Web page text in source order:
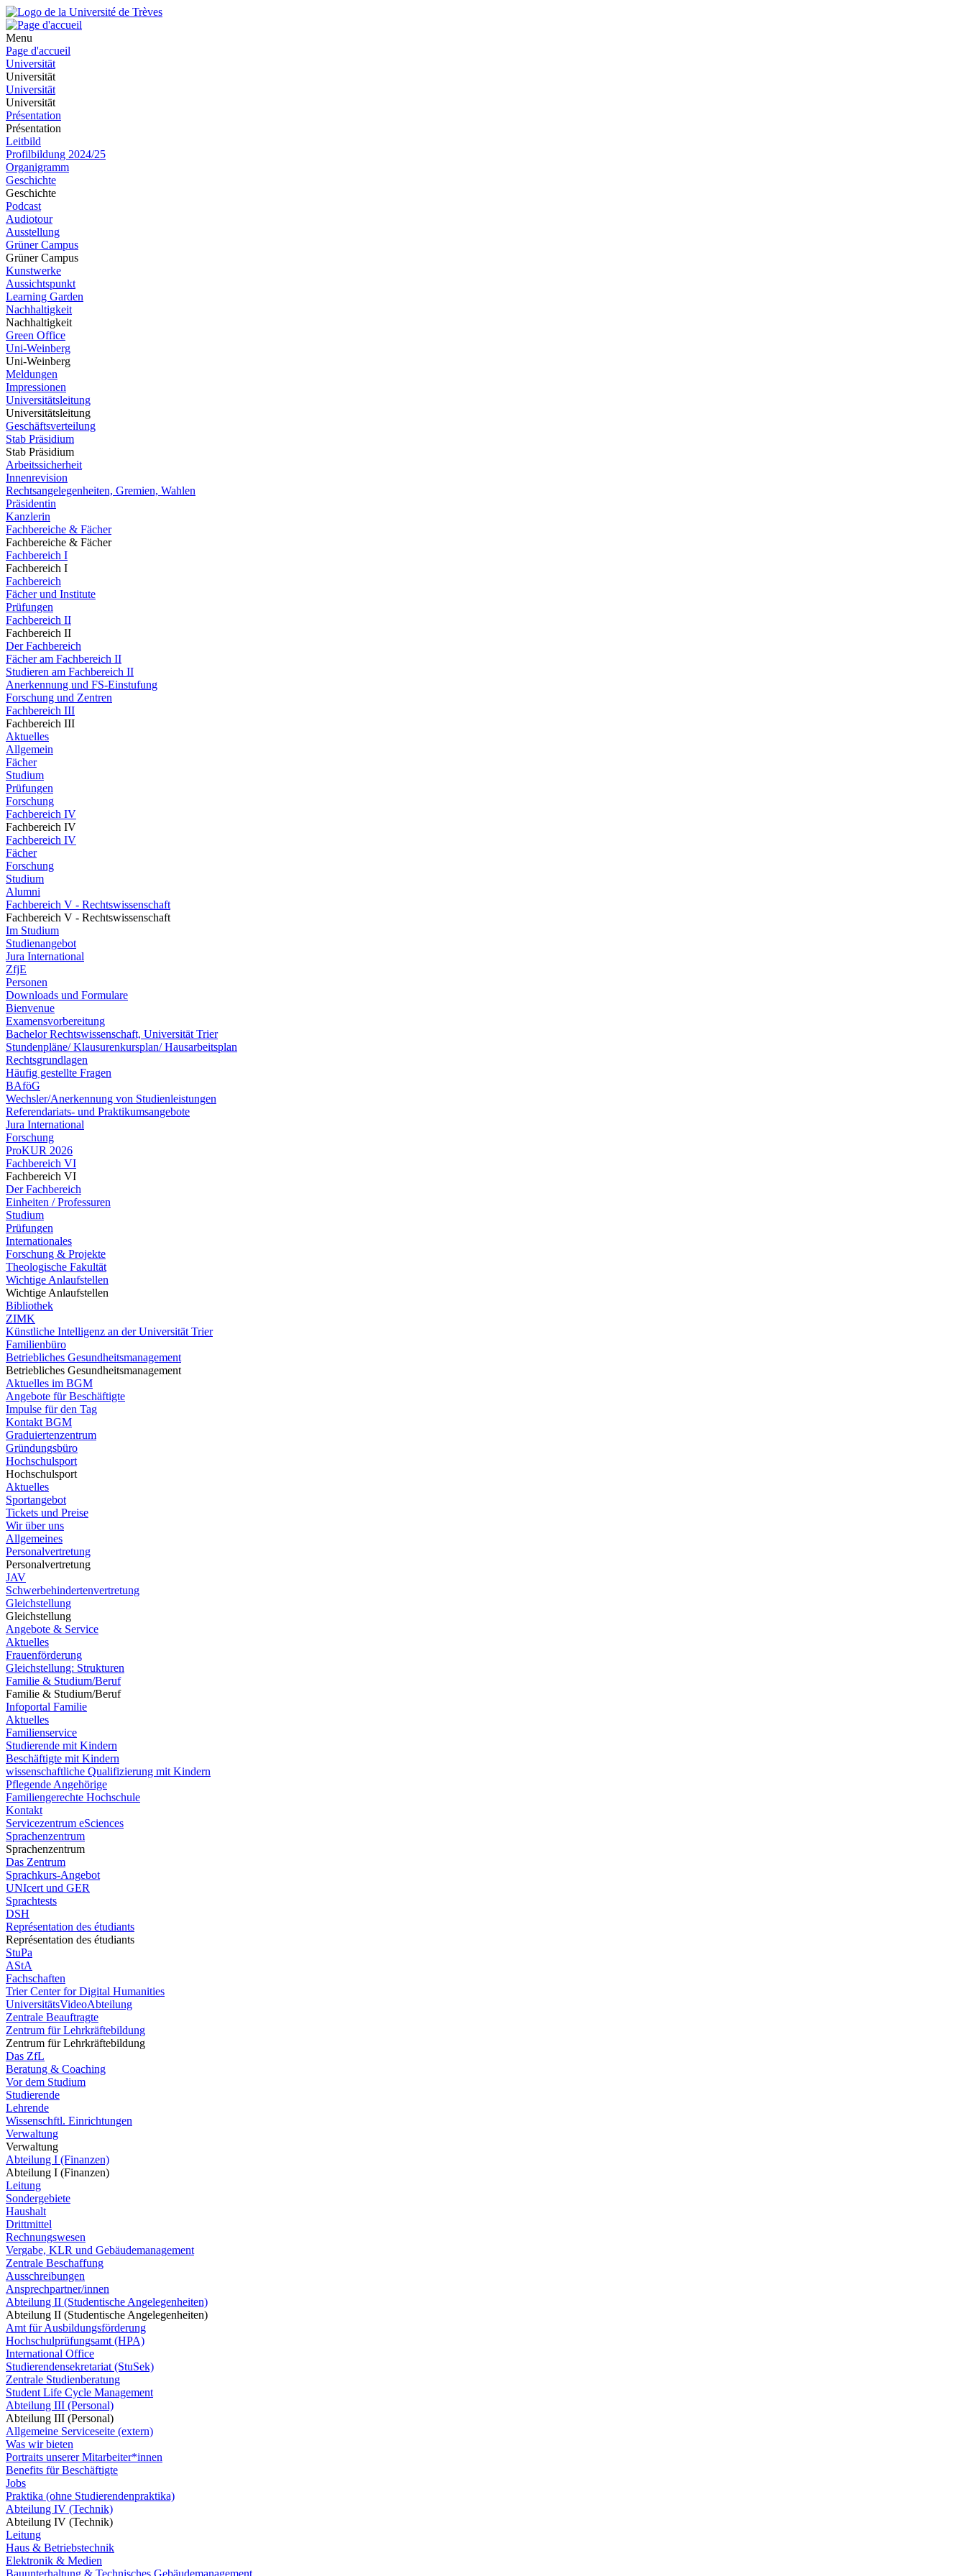
Menu
Page d'accueil
Universität
Universität
Universität
Universität
Présentation
Présentation
Leitbild
Profilbildung 2024/25
Organigramm
Geschichte
Geschichte
Podcast
Audiotour
Ausstellung
Grüner Campus
Grüner Campus
Kunstwerke
Aussichtspunkt
Learning Garden
Nachhaltigkeit
Nachhaltigkeit
Green Office
Uni-Weinberg
Uni-Weinberg
Meldungen
Impressionen
Universitätsleitung
Universitätsleitung
Geschäftsverteilung
Stab Präsidium
Stab Präsidium
Arbeitssicherheit
Innenrevision
Rechtsangelegenheiten, Gremien, Wahlen
Präsidentin
Kanzlerin
Fachbereiche & Fächer
Fachbereiche & Fächer
Fachbereich I
Fachbereich I
Fachbereich
Fächer und Institute
Prüfungen
Fachbereich II
Fachbereich II
Der Fachbereich
Fächer am Fachbereich II
Studieren am Fachbereich II
Anerkennung und FS-Einstufung
Forschung und Zentren
Fachbereich III
Fachbereich III
Aktuelles
Allgemein
Fächer
Studium
Prüfungen
Forschung
Fachbereich IV
Fachbereich IV
Fachbereich IV
Fächer
Forschung
Studium
Alumni
Fachbereich V - Rechtswissenschaft
Fachbereich V - Rechtswissenschaft
Im Studium
Studienangebot
Jura International
ZfjE
Personen
Downloads und Formulare
Bienvenue
Examensvorbereitung
Bachelor Rechtswissenschaft, Universität Trier
Stundenpläne/ Klausurenkursplan/ Hausarbeitsplan
Rechtsgrundlagen
Häufig gestellte Fragen
BAföG
Wechsler/Anerkennung von Studienleistungen
Referendariats- und Praktikumsangebote
Jura International
Forschung
ProKUR 2026
Fachbereich VI
Fachbereich VI
Der Fachbereich
Einheiten / Professuren
Studium
Prüfungen
Internationales
Forschung & Projekte
Theologische Fakultät
Wichtige Anlaufstellen
Wichtige Anlaufstellen
Bibliothek
ZIMK
Künstliche Intelligenz an der Universität Trier
Familienbüro
Betriebliches Gesundheitsmanagement
Betriebliches Gesundheitsmanagement
Aktuelles im BGM
Angebote für Beschäftigte
Impulse für den Tag
Kontakt BGM
Graduiertenzentrum
Gründungsbüro
Hochschulsport
Hochschulsport
Aktuelles
Sportangebot
Tickets und Preise
Wir über uns
Allgemeines
Personalvertretung
Personalvertretung
JAV
Schwerbehindertenvertretung
Gleichstellung
Gleichstellung
Angebote & Service
Aktuelles
Frauenförderung
Gleichstellung: Strukturen
Familie & Studium/Beruf
Familie & Studium/Beruf
Infoportal Familie
Aktuelles
Familienservice
Studierende mit Kindern
Beschäftigte mit Kindern
wissenschaftliche Qualifizierung mit Kindern
Pflegende Angehörige
Familiengerechte Hochschule
Kontakt
Servicezentrum eSciences
Sprachenzentrum
Sprachenzentrum
Das Zentrum
Sprachkurs-Angebot
UNIcert und GER
Sprachtests
DSH
Représentation des étudiants
Représentation des étudiants
StuPa
AStA
Fachschaften
Trier Center for Digital Humanities
UniversitätsVideoAbteilung
Zentrale Beauftragte
Zentrum für Lehrkräftebildung
Zentrum für Lehrkräftebildung
Das ZfL
Beratung & Coaching
Vor dem Studium
Studierende
Lehrende
Wissenschftl. Einrichtungen
Verwaltung
Verwaltung
Abteilung I (Finanzen)
Abteilung I (Finanzen)
Leitung
Sondergebiete
Haushalt
Drittmittel
Rechnungswesen
Vergabe, KLR und Gebäudemanagement
Zentrale Beschaffung
Ausschreibungen
Ansprechpartner/innen
Abteilung II (Studentische Angelegenheiten)
Abteilung II (Studentische Angelegenheiten)
Amt für Ausbildungsförderung
Hochschulprüfungsamt (HPA)
International Office
Studierendensekretariat (StuSek)
Zentrale Studienberatung
Student Life Cycle Management
Abteilung III (Personal)
Abteilung III (Personal)
Allgemeine Serviceseite (extern)
Was wir bieten
Portraits unserer Mitarbeiter*innen
Benefits für Beschäftigte
Jobs
Praktika (ohne Studierendenpraktika)
Abteilung IV (Technik)
Abteilung IV (Technik)
Leitung
Haus & Betriebstechnik
Elektronik & Medien
Bauunterhaltung & Technisches Gebäudemanagement